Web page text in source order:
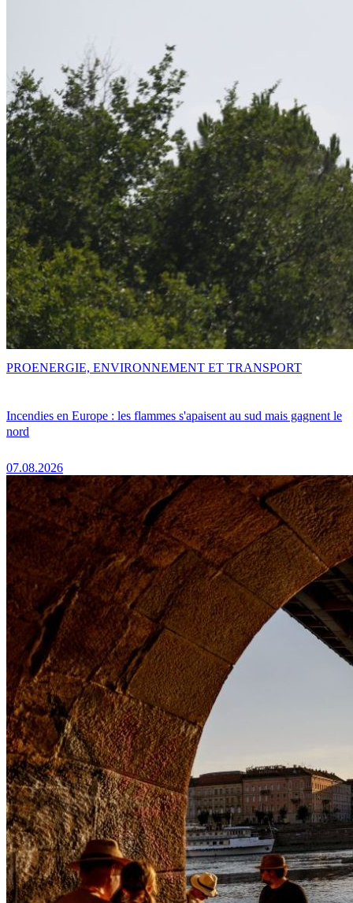
Incendies en Europe : les flammes s'apaisent au sud mais gagnent le
nord
07.08.2026
PROENERGIE, ENVIRONNEMENT ET TRANSPORT